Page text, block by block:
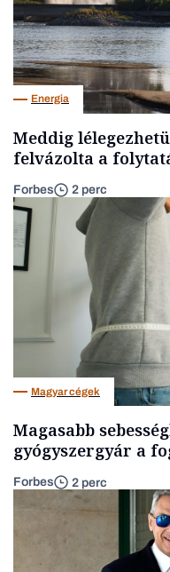
Energia
Meddig
felvázolta a
Forbes 2 perc
Magyar cégek
Magasabb
gyógyszergyár a
Forbes 2 perc